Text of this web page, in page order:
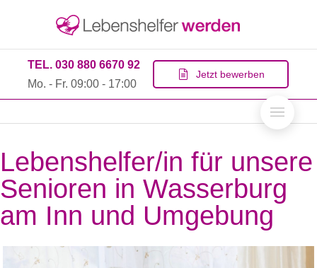
TEL. 030 880 6670 92
Mo. - Fr. 09:00 - 17:00
Jetzt bewerben
Lebenshelfer/in für unsere
Senioren in Wasserburg
am Inn und Umgebung